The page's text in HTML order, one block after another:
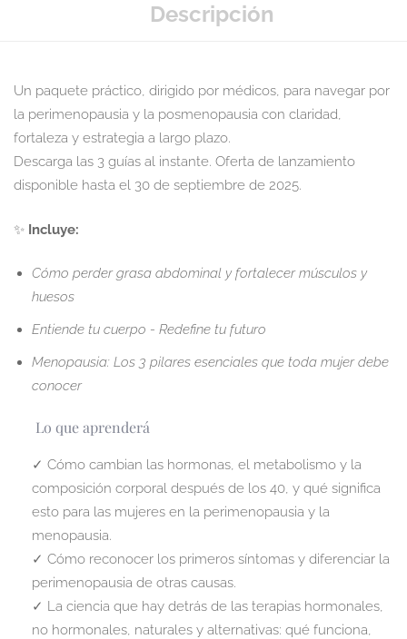
Descripción
Un paquete práctico, dirigido por médicos, para navegar por
la perimenopausia y la posmenopausia con claridad,
fortaleza y estrategia a largo plazo.
Descarga las 3 guías al instante. Oferta de lanzamiento
disponible hasta el 30 de septiembre de 2025.
✨ Incluye:
Cómo perder grasa abdominal y fortalecer músculos y
huesos
Entiende tu cuerpo - Redefine tu futuro
Menopausia: Los 3 pilares esenciales que toda mujer debe
conocer
Lo que aprenderá
✓ Cómo cambian las hormonas, el metabolismo y la
composición corporal después de los 40, y qué significa
esto para las mujeres en la perimenopausia y la
menopausia.
✓ Cómo reconocer los primeros síntomas y diferenciar la
perimenopausia de otras causas.
✓ La ciencia que hay detrás de las terapias hormonales,
no hormonales, naturales y alternativas: qué funciona,